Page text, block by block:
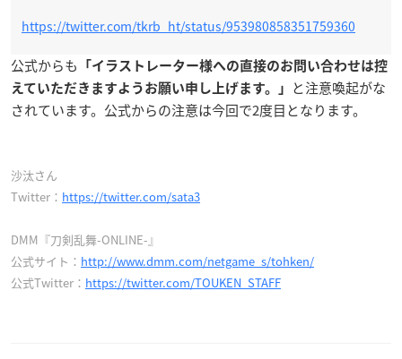
https://twitter.com/tkrb_ht/status/953980858351759360
公式からも
「イラストレーター様への直接のお問い合わせは控
えていただきますようお願い申し上げます。」
と注意喚起がな
されています。公式からの注意は今回で2度目となります。
沙汰さん
Twitter： https://twitter.com/sata3
DMM『刀剣乱舞-ONLINE-』
公式サイト： http://www.dmm.com/netgame_s/tohken/
公式Twitter： https://twitter.com/TOUKEN_STAFF